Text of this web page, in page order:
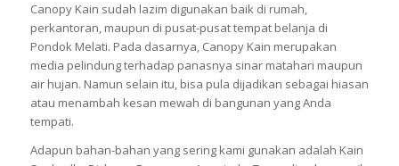
Canopy Kain sudah lazim digunakan baik di rumah,
perkantoran, maupun di pusat-pusat tempat belanja di
Pondok Melati. Pada dasarnya, Canopy Kain merupakan
media pelindung terhadap panasnya sinar matahari maupun
air hujan. Namun selain itu, bisa pula dijadikan sebagai hiasan
atau menambah kesan mewah di bangunan yang Anda
tempati.
Adapun bahan-bahan yang sering kami gunakan adalah Kain